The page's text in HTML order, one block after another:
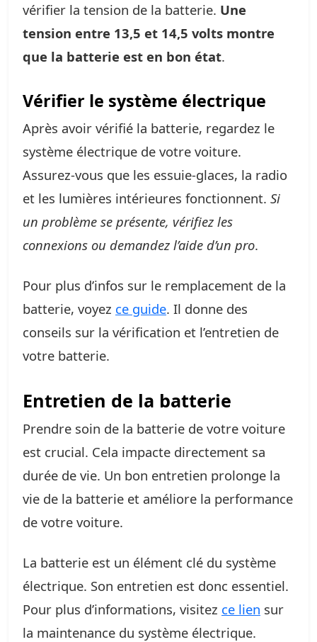
vérifier la tension de la batterie. Une
tension entre 13,5 et 14,5 volts montre
que la batterie est en bon état.
Vérifier le système électrique
Après avoir vérifié la batterie, regardez le
système électrique de votre voiture.
Assurez-vous que les essuie-glaces, la radio
et les lumières intérieures fonctionnent. Si
un problème se présente, vérifiez les
connexions ou demandez l’aide d’un pro.
Pour plus d’infos sur le remplacement de la
batterie, voyez ce guide. Il donne des
conseils sur la vérification et l’entretien de
votre batterie.
Entretien de la batterie
Prendre soin de la batterie de votre voiture
est crucial. Cela impacte directement sa
durée de vie. Un bon entretien prolonge la
vie de la batterie et améliore la performance
de votre voiture.
La batterie est un élément clé du système
électrique. Son entretien est donc essentiel.
Pour plus d’informations, visitez ce lien sur
la maintenance du système électrique.